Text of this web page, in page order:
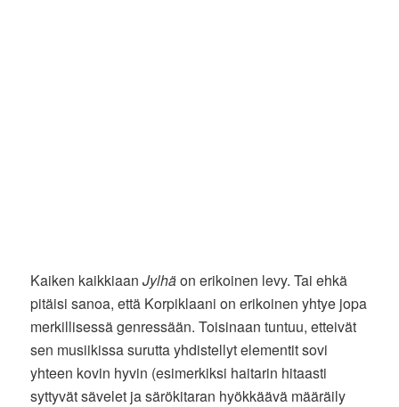
Kaiken kaikkiaanJylhäon erikoinen levy. Tai ehkä
pitäisi sanoa, että Korpiklaani on erikoinen yhtye jopa
merkillisessä genressään. Toisinaan tuntuu, etteivät
sen musiikissa surutta yhdistellyt elementit sovi
yhteen kovin hyvin (esimerkiksi haitarin hitaasti
syttyvät sävelet ja särökitaran hyökkäävä määräily